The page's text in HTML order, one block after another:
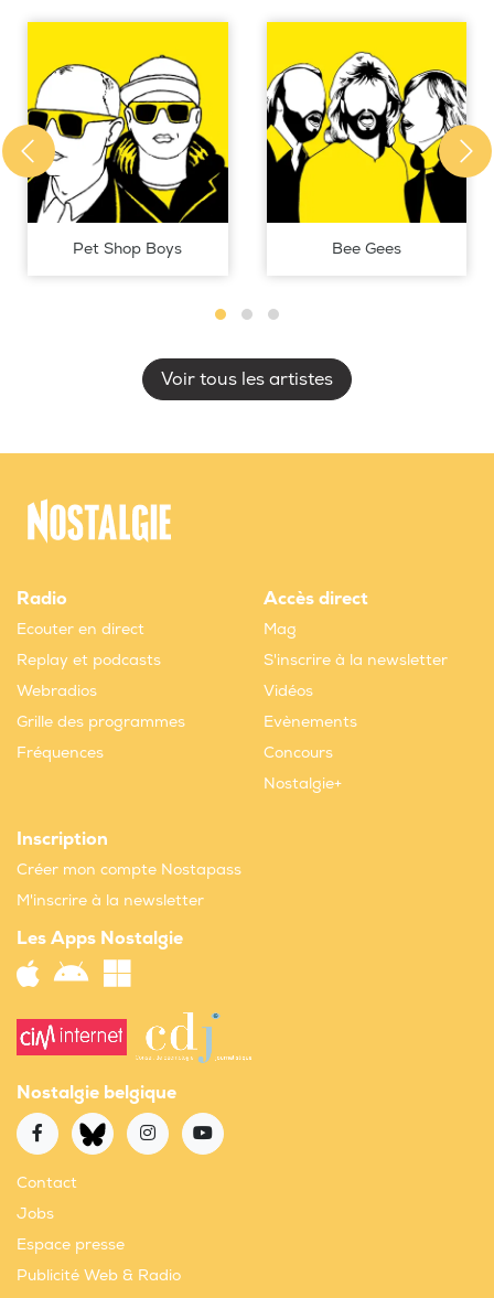
Pet Shop Boys Bee Gees
Voir tous les artistes
Radio
Ecouter en direct
Replay et podcasts
Webradios
Grille des programmes
Fréquences
Accès direct
Mag
S'inscrire à la newsletter
Vidéos
Evènements
Concours
Nostalgie+
Inscription
Créer mon compte Nostapass
M'inscrire à la newsletter
Les Apps Nostalgie
Nostalgie belgique
Contact
Jobs
Espace presse
Publicité Web & Radio